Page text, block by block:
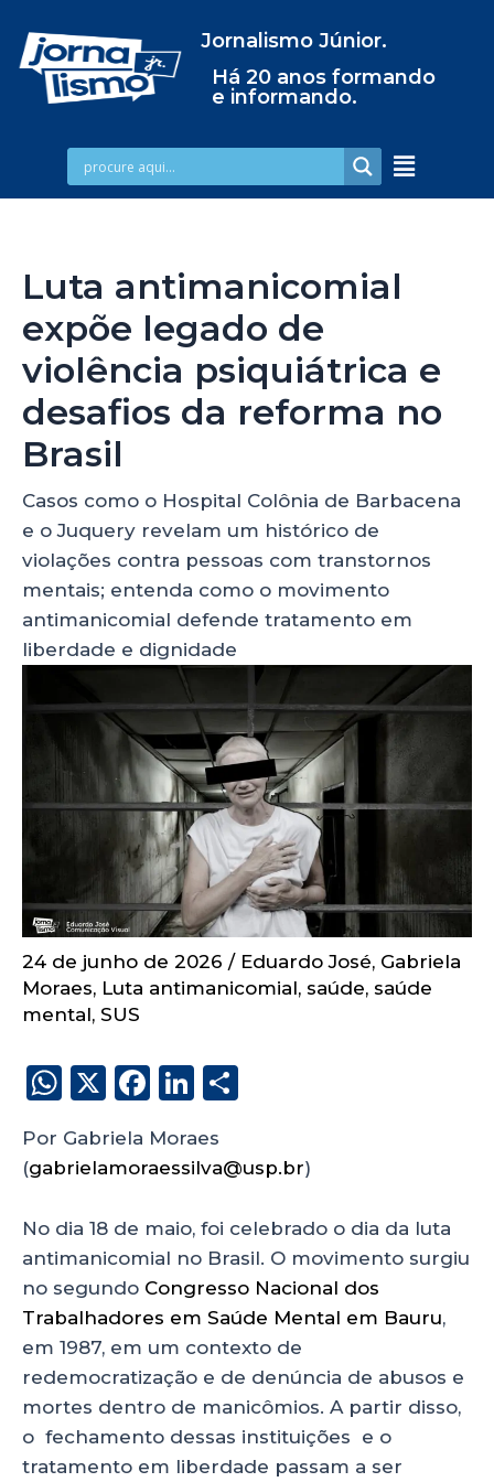
Jornalismo Júnior.
Há 20 anos formando
e informando.
Luta antimanicomial
expõe legado de
violência psiquiátrica e
desafios da reforma no
Brasil
Casos como o Hospital Colônia de Barbacena
e o Juquery revelam um histórico de
violações contra pessoas com transtornos
mentais; entenda como o movimento
antimanicomial defende tratamento em
liberdade e dignidade
24 de junho de 2026 / Eduardo José, Gabriela
Moraes, Luta antimanicomial, saúde, saúde
mental, SUS
W
a
ts
A
p
p
X
F
c
e
b
o
o
k
Li
k
e
dI
n
a
re
Por Gabriela Moraes
(gabrielamoraessilva@usp.br)
No dia 18 de maio, foi celebrado o dia da luta
antimanicomial no Brasil. O movimento surgiu
no segundo Congresso Nacional dos
Trabalhadores em Saúde Mental em Bauru,
em 1987, em um contexto de
redemocratização e de denúncia de abusos e
mortes dentro de manicômios. A partir disso,
o fechamento dessas instituições e o
tratamento em liberdade passam a ser